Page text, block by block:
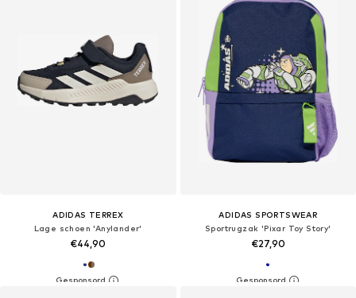
ADIDAS TERREX
Lage schoen 'Anylander'
€44,90
ADIDAS SPORTSWEAR
Sportrugzak 'Pixar Toy Story'
€27,90